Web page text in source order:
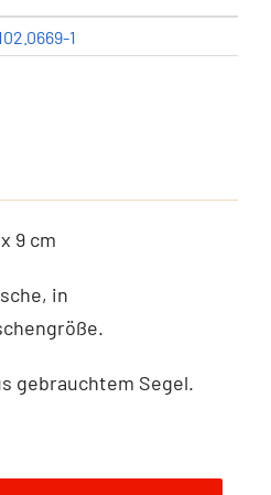
1
9 cm
in
gebrauchtem Segel.